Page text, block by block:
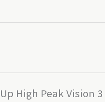
High Peak Vision 3